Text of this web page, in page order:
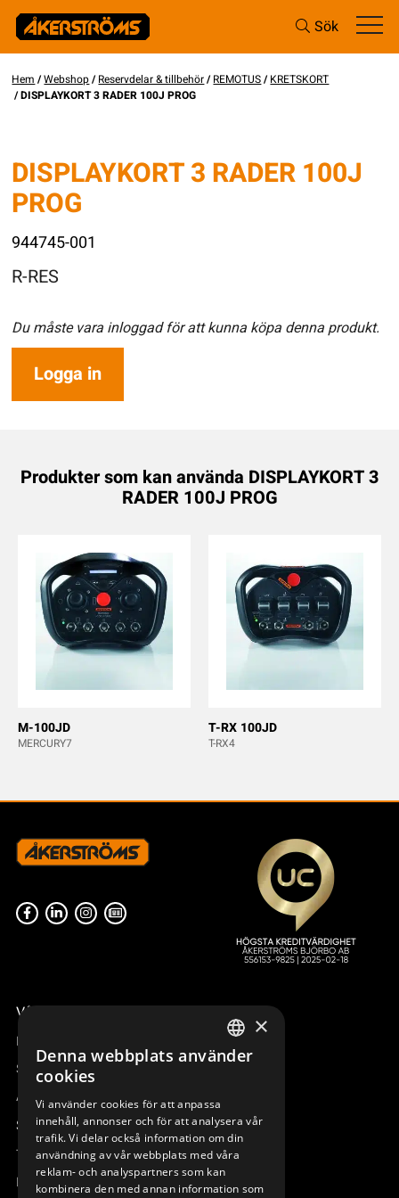
Sök
Hem /Webshop/Reservdelar & tillbehör/REMOTUS/KRETSKORT
/ DISPLAYKORT 3 RADER 100J PROG
DISPLAYKORT 3 RADER 100J
PROG
944745-001
R-RES
Du måste vara inloggad för att kunna köpa denna produkt.
Logga in
Produkter som kan använda DISPLAYKORT 3
RADER 100J PROG
M-100JD
MERCURY7
T-RX 100JD
T-RX4
Våra radiostyrningar – översikt
Remotus
Sesam
Access_Ctrl
Support
Teknisk support
Boka service
SWEDISH
DEUTSCH
×
Denna webbplats använder
cookies
Vi använder cookies för att anpassa
innehåll, annonser och för att analysera vår
trafik. Vi delar också information om din
användning av vår webbplats med våra
reklam- och analyspartners som kan
kombinera den med annan information som